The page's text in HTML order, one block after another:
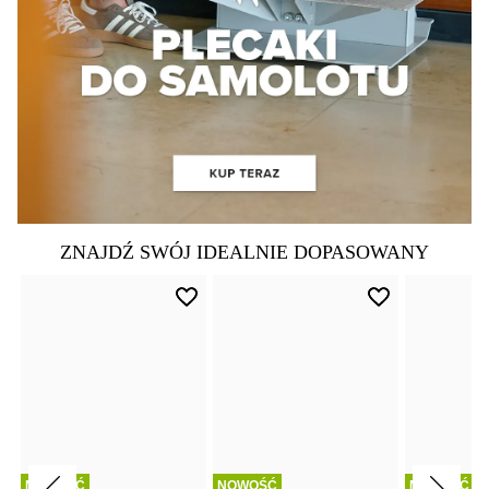
ZNAJDŹ SWÓJ IDEALNIE DOPASOWANY
NOWOŚĆ
NOWOŚĆ
NOWOŚĆ
NOWOŚĆ
NOWOŚĆ
NOWOŚĆ